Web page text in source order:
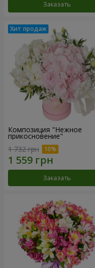
Заказать
Композиция "Нежное
прикосновение"
1 732 грн
Заказать